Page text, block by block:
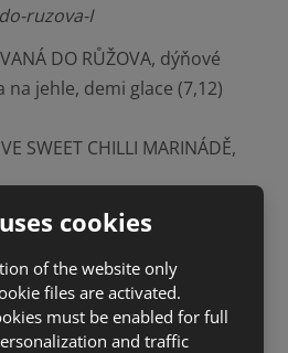
DO RŮŽOVA, dýňové
jehle, demi glace (7,12)
SWEET CHILLI MARINÁDĚ,
chléb (1a,3,7,12) 49 Kč
99 Kč
(1a,3,7) 40 Kč
FONDANT (1a,3,7) 60 Kč
cookies
of the website only
files are activated.
must be enabled for full
and traffic